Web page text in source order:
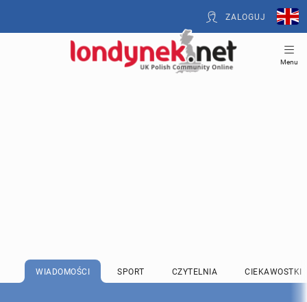
ZALOGUJ
Menu
WIADOMOŚCI SPORT CZYTELNIA CIEKAWOSTKI